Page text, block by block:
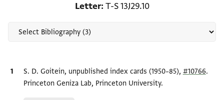
Letter T-S 13J29.10
Bibliographic citation
S. D. Goitein, unpublished index cards (1950–85), #10766.
Princeton Geniza Lab, Princeton University.